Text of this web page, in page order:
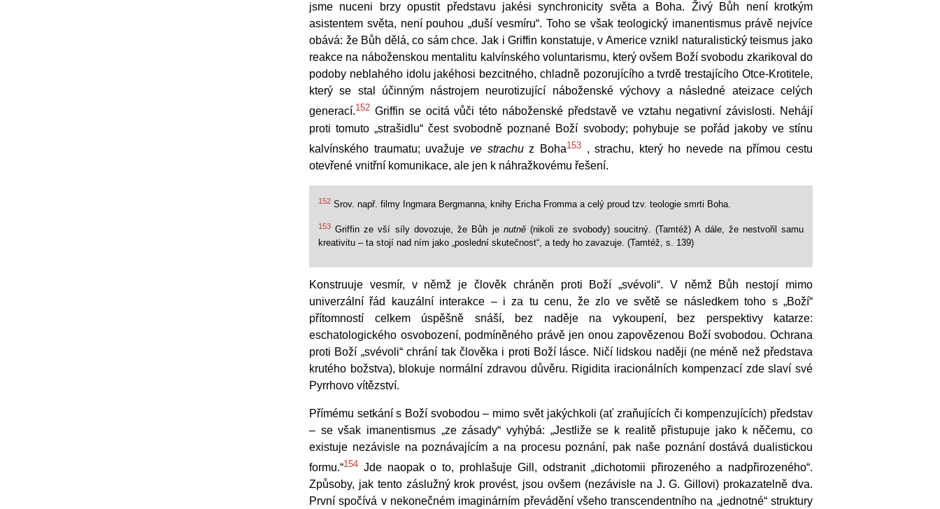
jsme nuceni brzy opustit představu jakési synchronicity světa a Boha. Živý Bůh není krotkým
asistentem světa, není pouhou „duší vesmíru“. Toho se však teologický imanentismus právě nejvíce
obává: že Bůh dělá, co sám chce. Jak i Griffin konstatuje, v Americe vznikl naturalistický teismus jako
reakce na náboženskou mentalitu kalvínského voluntarismu, který ovšem Boží svobodu zkarikoval do
podoby neblahého idolu jakéhosi bezcitného, chladně pozorujícího a tvrdě trestajícího Otce-Krotitele,
který se stal účinným nástrojem neurotizující náboženské výchovy a následné ateizace celých
generací.152 Griffin se ocitá vůči této náboženské představě ve vztahu negativní závislosti. Nehájí
proti tomuto „strašidlu“ čest svobodně poznané Boží svobody; pohybuje se pořád jakoby ve stínu
kalvínského traumatu; uvažuje ve strachuz Boha153, strachu, který ho nevede na přímou cestu
otevřené vnitřní komunikace, ale jen k náhražkovému řešení.
152Srov. např. filmy Ingmara Bergmanna, knihy Ericha Fromma a celý proud tzv. teologie smrti Boha.
153Griffin ze vší síly dovozuje, že Bůh je nutně(nikoli ze svobody) soucitný. (Tamtéž) A dále, že nestvořil samu
kreativitu – ta stojí nad ním jako „poslední skutečnost“, a tedy ho zavazuje. (Tamtéž, s. 139)
Konstruuje vesmír, v němž je člověk chráněn proti Boží „svévoli“. V němž Bůh nestojí mimo
univerzální řád kauzální interakce – i za tu cenu, že zlo ve světě se následkem toho s „Boží“
přítomností celkem úspěšně snáší, bez naděje na vykoupení, bez perspektivy katarze:
eschatologického osvobození, podmíněného právě jen onou zapovězenou Boží svobodou. Ochrana
proti Boží „svévoli“ chrání tak člověka i proti Boží lásce. Ničí lidskou naději (ne méně než představa
krutého božstva), blokuje normální zdravou důvěru. Rigidita iracionálních kompenzací zde slaví své
Pyrrhovo vítězství.
Přímému setkání s Boží svobodou – mimo svět jakýchkoli (ať zraňujících či kompenzujících) představ
– se však imanentismus „ze zásady“ vyhýbá: „Jestliže se k realitě přistupuje jako k něčemu, co
existuje nezávisle na poznávajícím a na procesu poznání, pak naše poznání dostává dualistickou
formu.“154 Jde naopak o to, prohlašuje Gill, odstranit „dichotomii přirozeného a nadpřirozeného“.
Způsoby, jak tento záslužný krok provést, jsou ovšem (nezávisle na J. G. Gillovi) prokazatelně dva.
První spočívá v nekonečném imaginárním převádění všeho transcendentního na „jednotné“ struktury